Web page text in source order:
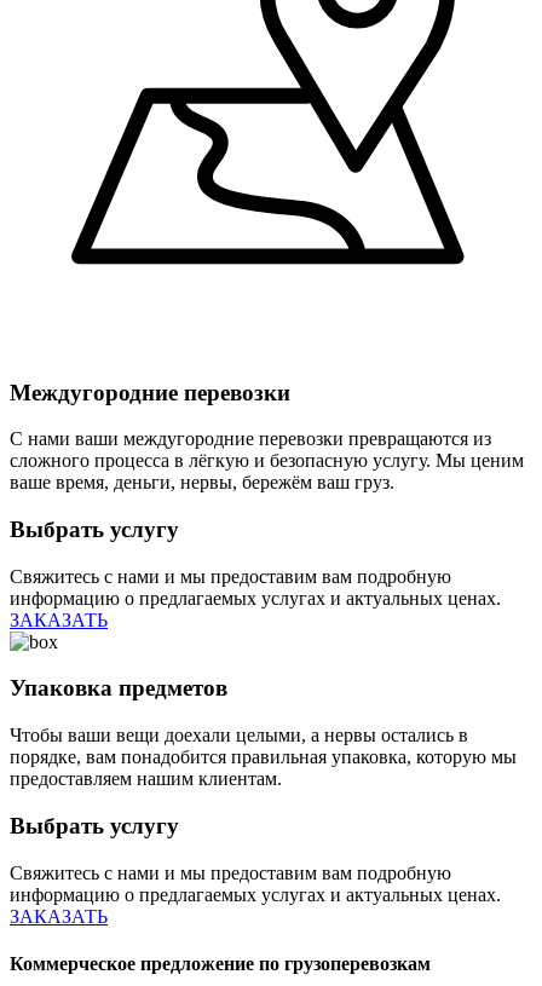
Междугородние перевозки
С нами ваши междугородние перевозки превращаются из
сложного процесса в лёгкую и безопасную услугу. Мы ценим
ваше время, деньги, нервы, бережём ваш груз.
Выбрать услугу
Свяжитесь с нами и мы предоставим вам подробную
информацию о предлагаемых услугах и актуальных ценах.
ЗАКАЗАТЬ
Упаковка предметов
Чтобы ваши вещи доехали целыми, а нервы остались в
порядке, вам понадобится правильная упаковка, которую мы
предоставляем нашим клиентам.
Выбрать услугу
Свяжитесь с нами и мы предоставим вам подробную
информацию о предлагаемых услугах и актуальных ценах.
ЗАКАЗАТЬ
Коммерческое предложение по грузоперевозкам